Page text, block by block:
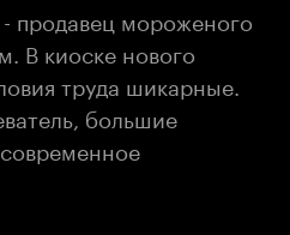
продавец мороженого
В киоске нового
труда шикарные.
большие